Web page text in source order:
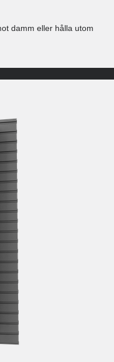
damm eller hålla utom